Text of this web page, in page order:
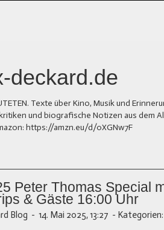
deckard.de
Texte über Kino, Musik und
und biografische Notizen aus dem
https://amzn.eu/d/0XGNw7F
Peter Thomas Special
& Gäste 16:00 Uhr
Blog - 14. Mai 2025, 13:27 - Kategorien: